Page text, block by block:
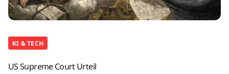
KI & TECH
US Supreme Court Urteil